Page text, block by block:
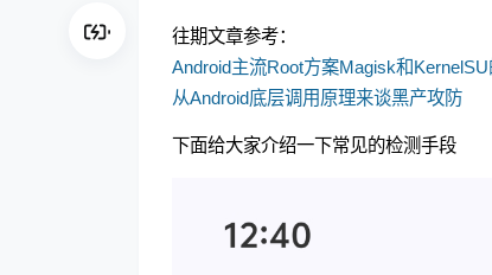
往期文章参考：
Android主流Root方案Magisk和
从Android底层调用原理来谈黑产攻防
下面给大家介绍一下常见的检测手段